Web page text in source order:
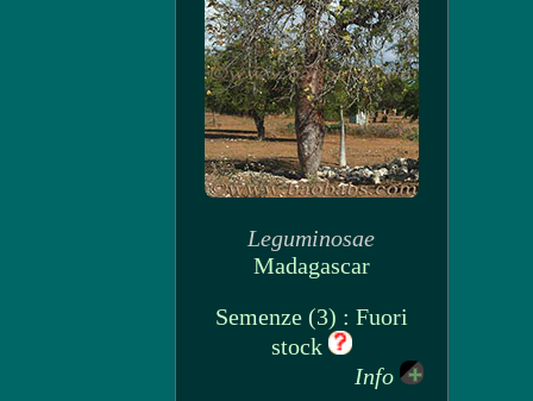
Leguminosae
Madagascar
Semenze (3) : Fuori
stock
Info